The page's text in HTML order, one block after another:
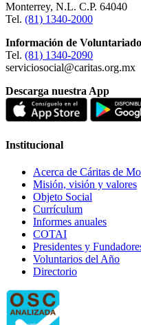
Monterrey, N.L. C.P. 64040
Tel. (81) 1340-2000
Información de Voluntariado
Tel. (81) 1340-2090
serviciosocial@caritas.org.mx
Descarga nuestra App
Institucional
Acerca de Cáritas de
Misión, visión y valores
Objeto Social
Currículum
Informes anuales
COTAI
Presidentes y
Voluntarios del Año
Directorio